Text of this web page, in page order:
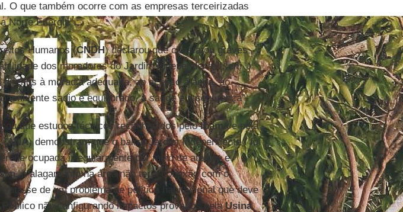
O que também ocorre com as empresas terceirizadas
Norte Energia”.
Humanos (CNDH) declarou que constatou graves
dos moradores do Jardim Independente I, em
direitos à moradia adequada, ao acesso à água, ao
ambiente sadio e equilibrado, à saúde e à segurança”.
que estudos técnicos reconhecidos peloIbamae pela
(ANA) demonstram que o bairro Jardim Independente I foi
ocupada irregularmente por meio de aterros e
o alagamento na área não teria conexão com o
se de um problema de política habitacional que deve
não configurando impactos provados pelaUsina